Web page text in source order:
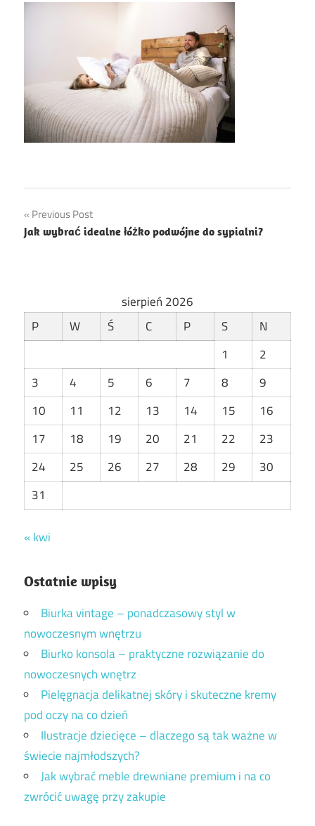
Nawigacja
wpisu
Previous Post
Jak wybrać idealne łóżko podwójne do sypialni?
sierpień 2026
P
W Ś C P S
N
1
2
3
4 5 6 7 8
9
10
11 12 13 14 15
16
17
18 19 20 21 22
23
24
25 26 27 28 29
30
31
« kwi
Ostatnie wpisy
Biurka vintage – ponadczasowy styl w
nowoczesnym wnętrzu
Biurko konsola – praktyczne rozwiązanie do
nowoczesnych wnętrz
Pielęgnacja delikatnej skóry i skuteczne kremy
pod oczy na co dzień
Ilustracje dziecięce – dlaczego są tak ważne w
świecie najmłodszych?
Jak wybrać meble drewniane premium i na co
zwrócić uwagę przy zakupie